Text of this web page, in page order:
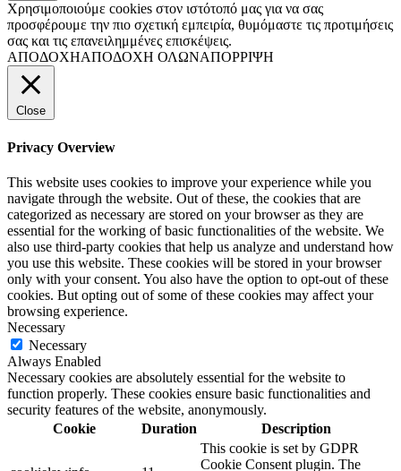
Χρησιμοποιούμε cookies στον ιστότοπό μας για να σας
προσφέρουμε την πιο σχετική εμπειρία, θυμόμαστε τις προτιμήσεις
σας και τις επανειλημμένες επισκέψεις.
ΑΠΟΔΟΧΗΑΠΟΔΟΧΗ ΟΛΩΝΑΠΟΡΡΙΨΗ
Close
Privacy Overview
This website uses cookies to improve your experience while you
navigate through the website. Out of these, the cookies that are
categorized as necessary are stored on your browser as they are
essential for the working of basic functionalities of the website. We
also use third-party cookies that help us analyze and understand how
you use this website. These cookies will be stored in your browser
only with your consent. You also have the option to opt-out of these
cookies. But opting out of some of these cookies may affect your
browsing experience.
Necessary
Necessary
Always Enabled
Necessary cookies are absolutely essential for the website to
function properly. These cookies ensure basic functionalities and
security features of the website, anonymously.
Cookie
Duration Description
This cookie is set by GDPR
Cookie Consent plugin. The